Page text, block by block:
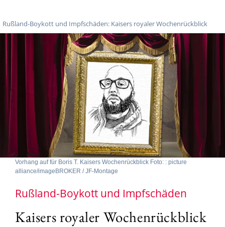
Rußland-Boykott und Impfschäden: Kaisers royaler Wochenrückblick
Vorhang auf für Boris T. Kaisers Wochenrückblick Foto: : picture
alliance/imageBROKER / JF-Montage
Rußland-Boykott und Impfschäden
Kaisers royaler Wochenrückblick